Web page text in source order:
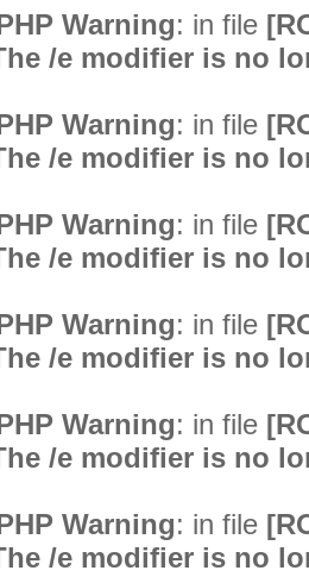
Warning: in file
/e modifier is no
Warning: in file
/e modifier is no
Warning: in file
/e modifier is no
Warning: in file
/e modifier is no
Warning: in file
/e modifier is no
Warning: in file
/e modifier is no